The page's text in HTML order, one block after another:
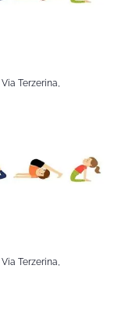
Via Terzerina,
Via Terzerina,